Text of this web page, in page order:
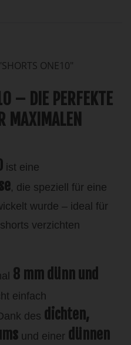
ONE10"
– DIE PERFEKTE
MAXIMALEN
ist eine
, die speziell für eine
wurde – ideal für
verzichten
8 mm dünn und
einfach
des dichten,
und einer dünnen